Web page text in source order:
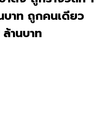
บาท ถูกคนเดียว
านบาท